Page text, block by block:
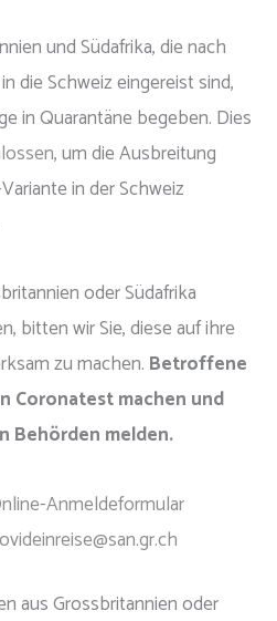
und Südafrika, die nach
die Schweiz eingereist sind,
in Quarantäne begeben. Dies
, um die Ausbreitung
in der Schweiz
oder Südafrika
bitten wir Sie, diese auf ihre
zu machen. Betroffene
Coronatest machen und
Behörden melden.
Anmeldeformular
aus Grossbritannien oder